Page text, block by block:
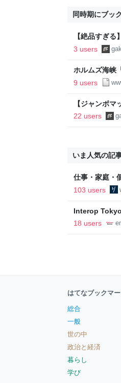
同時期にブッ
【絶品すぎ
FREAK by
3 users
ホルムズ海峡
9 users
【ジャンボ
FREAK by
22 users
いま人気の記
仕事・家庭・
後の自分に伝
103 users
Interop Tokyo
への取り組
18 users
はてなブックマー
総合
一般
世の中
政治と経済
暮らし
学び